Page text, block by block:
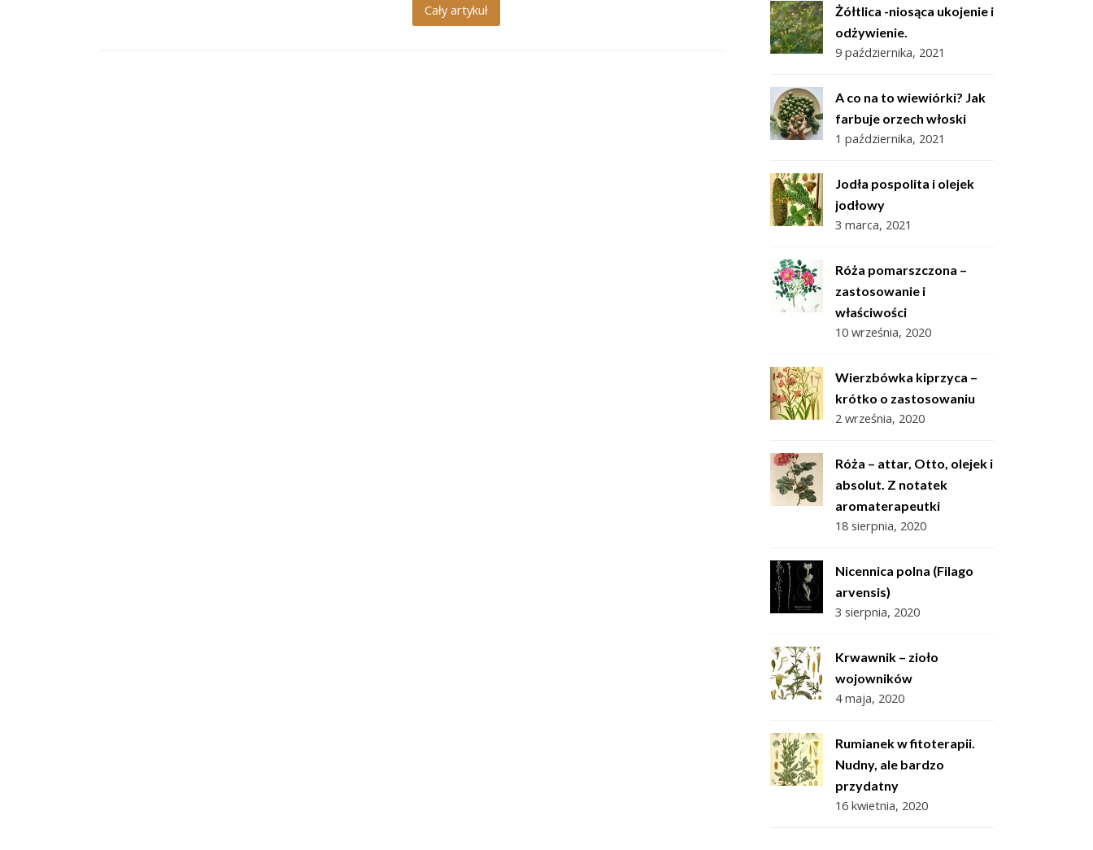
Cały artykuł
Żółtlica -niosąca ukojenie i
odżywienie.
9 października, 2021
A co na to wiewiórki? Jak
farbuje orzech włoski
1 października, 2021
Jodła pospolita i olejek
jodłowy
3 marca, 2021
Róża pomarszczona –
zastosowanie i
właściwości
10 września, 2020
Wierzbówka kiprzyca –
krótko o zastosowaniu
2 września, 2020
Róża – attar, Otto, olejek i
absolut. Z notatek
aromaterapeutki
18 sierpnia, 2020
Nicennica polna (Filago
arvensis)
3 sierpnia, 2020
Krwawnik – zioło
wojowników
4 maja, 2020
Rumianek w fitoterapii.
Nudny, ale bardzo
przydatny
16 kwietnia, 2020